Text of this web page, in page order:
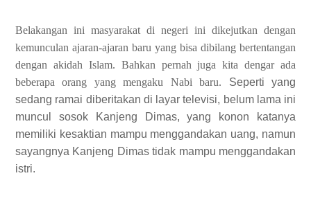
Belakangan ini masyarakat di negeri ini dikejutkan dengan
kemunculan ajaran-ajaran baru yang bisa dibilang bertentangan
dengan akidah Islam. Bahkan pernah juga kita dengar ada
beberapa orang yang mengaku Nabi baru. Seperti yang
sedang ramai diberitakan di layar televisi, belum lama ini
muncul sosok Kanjeng Dimas, yang konon katanya
memiliki kesaktian mampu menggandakan uang, namun
sayangnya Kanjeng Dimas tidak mampu menggandakan
istri.